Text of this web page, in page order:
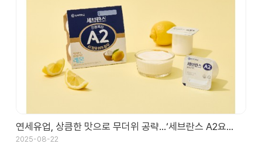
연세유업, 상큼한 맛으로 무더위 공략…‘세브란스 A2요…
2025-08-22